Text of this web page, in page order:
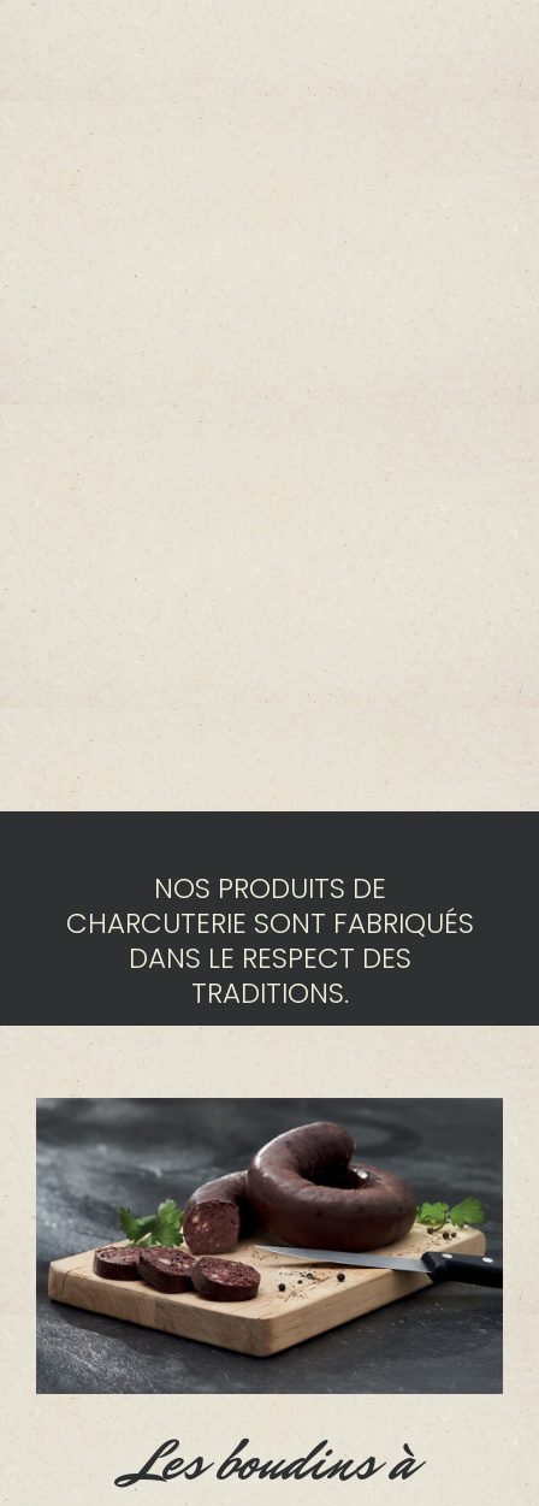
NOS PRODUITS DE
CHARCUTERIE SONT FABRIQUÉS
DANS LE RESPECT DES
TRADITIONS.
Les boudins à